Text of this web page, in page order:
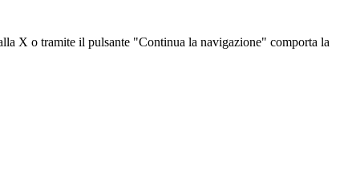
X o tramite il pulsante "Continua la navigazione" comporta la